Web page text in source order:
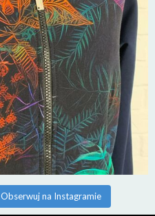
Obserwuj na Instagramie